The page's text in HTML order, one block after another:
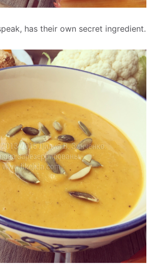
has their own secret ingredient.